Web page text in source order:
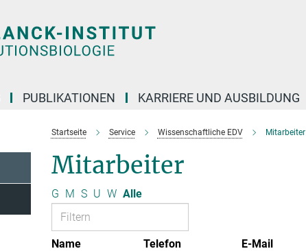
PUBLIKATIONEN KARRIERE UND AUSBILDUNG
Startseite Service Wissenschaftliche EDV Mitarbeiter
Mitarbeiter
G M S U W Alle
Name Telefon E-Mail